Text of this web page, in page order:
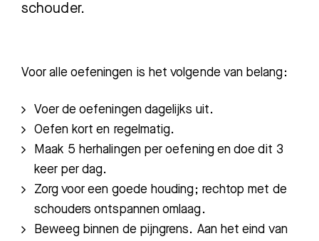
schouder.
Voor alle oefeningen is het volgende van belang:
Voer de oefeningen dagelijks uit.
Oefen kort en regelmatig.
Maak 5 herhalingen per oefening en doe dit 3
keer per dag.
Zorg voor een goede houding; rechtop met de
schouders ontspannen omlaag.
Beweeg binnen de pijngrens. Aan het eind van